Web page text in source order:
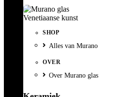
Venetiaanse kunst
SHOP
Alles van Murano
OVER
Over Murano glas